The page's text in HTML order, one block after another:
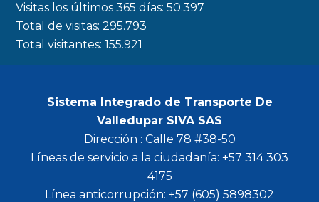
m
Visitas los últimos 365 días:50.397
Total de visitas:295.793
Total visitantes:155.921
Sistema Integrado de Transporte De
Valledupar SIVA SAS
Dirección : Calle 78 #38-50
Líneas de servicio a la ciudadanía: +57 314 303
4175
Línea anticorrupción: +57 (605) 5898302